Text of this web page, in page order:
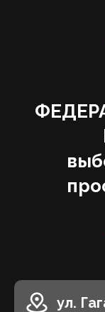
ул.